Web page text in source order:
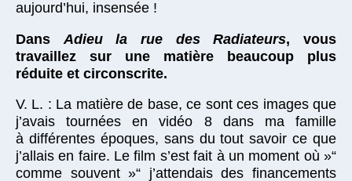
aujourd’hui, insensée !
Dans Adieu la rue des Radiateurs, vous
travaillez sur une matière beaucoup plus
réduite et circonscrite.
V. L. : La matière de base, ce sont ces images que
j’avais tournées en vidéo 8 dans ma famille
à différentes époques, sans du tout savoir ce que
j’allais en faire. Le film s’est fait à un moment où »“
comme souvent »“ j’attendais des financements